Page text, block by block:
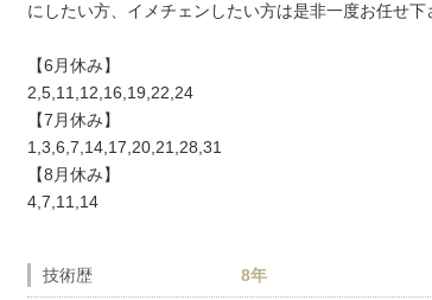
にしたい方、イメチェンしたい方は是非一度お任せ下
【6月休み】
2,5,11,12,16,19,22,24
【7月休み】
1,3,6,7,14,17,20,21,28,31
【8月休み】
4,7,11,14
技術歴 8年